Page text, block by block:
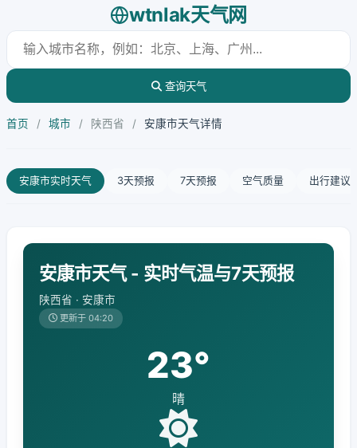
wtnlak天气网
查询天气
首页 / 城市 / 陕西省 / 安康市天气详情
安康市实时天气 3天预报 7天预报 空气质量 出行建议
安康市天气 - 实时气温与7天预报
陕西省 · 安康市
更新于 04:20
23°
晴